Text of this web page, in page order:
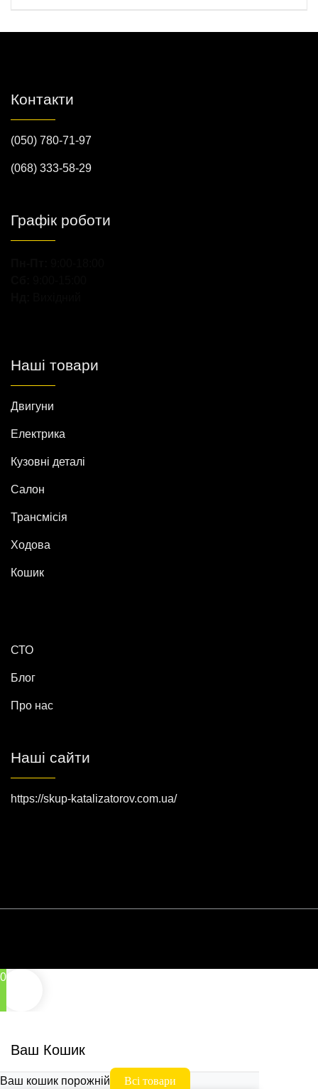
Контакти
(050) 780-71-97
(068) 333-58-29
Графік роботи
Наші товари
Двигуни
Електрика
Кузовні деталі
Салон
Трансмісія
Ходова
Кошик
СТО
Блог
Про нас
Наші сайти
https://skup-katalizatorov.com.ua/
0
Ваш Кошик
Ваш кошик порожній Всі товари